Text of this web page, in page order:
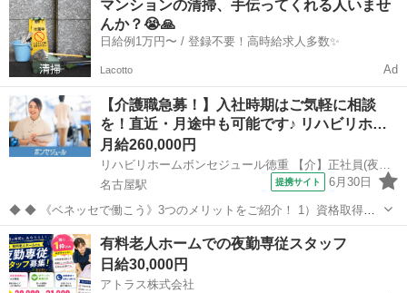
介助をお願いします！ 身体介助は少なめなので、夜勤が初めての方も
安心スタート♪ ...
マンションの清掃、手伝ってくれる人いませ
んか？😭🙏
日給例1万円〜 / 登録不要！高時給求人多数✨
Lacotto Ad
【介護職急募！】入社時期はご気軽に相談
を！直近・月途中も可能です♪ リハビリホ…
月給260,000円
リハビリホームボンセジュール徳重 【介】正社員(夜勤あり)
名古屋駅
提携サイト 6月30日
◆ ◆ 《ベネッセで働こう》3つのメリットをご紹介！ 1）資格取得支
援制度＆受験・研修費の実費負担あり！(規定あり) 2）着実にキャリア
を磨けるでステップアップフィールドが充実！ 3）他社講座も受講
OK！ 《入社後サポ...
愛知 名古屋市 名古屋駅
有料老人ホームでの夜勤専従スタッフ
日給30,000円
アトラス株式会社